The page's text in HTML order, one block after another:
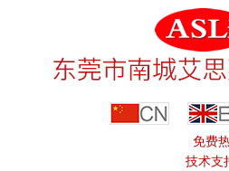
免费
技术支